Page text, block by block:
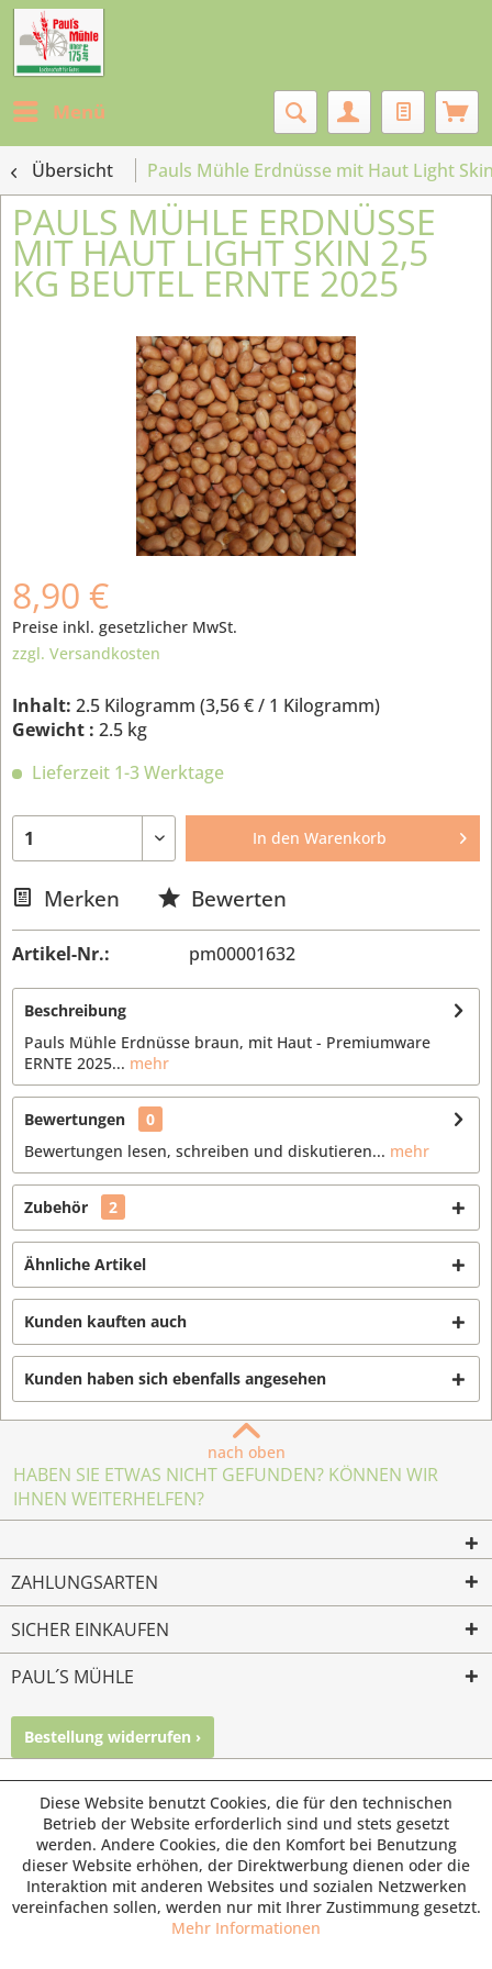
Menü
Übersicht Pauls Mühle Erdnüsse mit Haut Light
PAULS MÜHLE ERDNÜSSE
MIT HAUT LIGHT SKIN 2,5
KG BEUTEL ERNTE 2025
8,90 €
Preise inkl. gesetzlicher MwSt.
zzgl. Versandkosten
Inhalt: 2.5 Kilogramm (3,56 €/ 1 Kilogramm)
Gewicht : 2.5 kg
Lieferzeit 1-3 Werktage
In den Warenkorb
Merken Bewerten
Artikel-Nr.: pm00001632
Beschreibung
Pauls Mühle Erdnüsse braun, mit Haut - Premiumware
ERNTE 2025... mehr
Bewertungen
0
Bewertungen lesen, schreiben und diskutieren... mehr
Zubehör 2
Ähnliche Artikel
Kunden kauften auch
Kunden haben sich ebenfalls angesehen
nach oben
HABEN SIE ETWAS NICHT GEFUNDEN? KÖNNEN WIR
IHNEN WEITERHELFEN?
ZAHLUNGSARTEN
SICHER EINKAUFEN
PAUL´S MÜHLE
Bestellung widerrufen ›
© Paul's Mühle | Inhaber: Christof Paul e.K. | Westring 2 |
45659 Recklinghausen
Fax: 02361 -28831 | E-Mail: info@pauls-muehle.de
Diese Website benutzt Cookies, die für den technischen
Betrieb der Website erforderlich sind und stets gesetzt
werden. Andere Cookies, die den Komfort bei Benutzung
dieser Website erhöhen, der Direktwerbung dienen oder die
Interaktion mit anderen Websites und sozialen Netzwerken
vereinfachen sollen, werden nur mit Ihrer Zustimmung gesetzt.
Mehr Informationen